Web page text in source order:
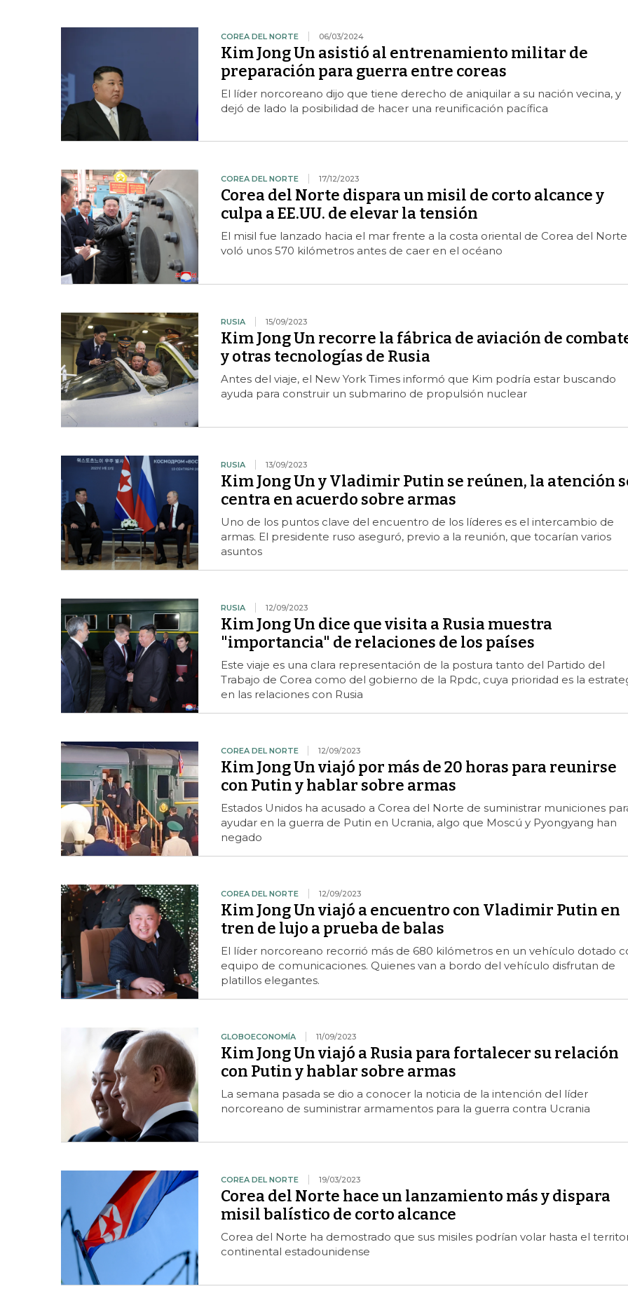
COREA DEL NORTE 06/03/2024
Kim Jong Un asistió al entrenamiento militar de
preparación para guerra entre coreas
El líder norcoreano dijo que tiene derecho de aniquilar a su nación vecina, y
dejó de lado la posibilidad de hacer una reunificación pacífica
COREA DEL NORTE 17/12/2023
Corea del Norte dispara un misil de corto alcance y
culpa a EE.UU. de elevar la tensión
El misil fue lanzado hacia el mar frente a la costa oriental de Corea del
voló unos 570 kilómetros antes de caer en el océano
RUSIA 15/09/2023
Kim Jong Un recorre la fábrica de aviación de
y otras tecnologías de Rusia
Antes del viaje, el New York Times informó que Kim podría estar buscando
ayuda para construir un submarino de propulsión nuclear
RUSIA 13/09/2023
Kim Jong Un y Vladimir Putin se reúnen, la atención
centra en acuerdo sobre armas
Uno de los puntos clave del encuentro de los líderes es el intercambio de
armas. El presidente ruso aseguró, previo a la reunión, que tocarían varios
asuntos
RUSIA 12/09/2023
Kim Jong Un dice que visita a Rusia muestra
"importancia" de relaciones de los países
Este viaje es una clara representación de la postura tanto del Partido del
Trabajo de Corea como del gobierno de la Rpdc, cuya prioridad es la
en las relaciones con Rusia
COREA DEL NORTE 12/09/2023
Kim Jong Un viajó por más de 20 horas para reunirse
con Putin y hablar sobre armas
Estados Unidos ha acusado a Corea del Norte de suministrar municiones
ayudar en la guerra de Putin en Ucrania, algo que Moscú y Pyongyang han
negado
COREA DEL NORTE 12/09/2023
Kim Jong Un viajó a encuentro con Vladimir Putin en
tren de lujo a prueba de balas
El líder norcoreano recorrió más de 680 kilómetros en un vehículo dotado
equipo de comunicaciones. Quienes van a bordo del vehículo disfrutan de
platillos elegantes.
GLOBOECONOMÍA 11/09/2023
Kim Jong Un viajó a Rusia para fortalecer su relación
con Putin y hablar sobre armas
La semana pasada se dio a conocer la noticia de la intención del líder
norcoreano de suministrar armamentos para la guerra contra Ucrania
COREA DEL NORTE 19/03/2023
Corea del Norte hace un lanzamiento más y dispara
misil balístico de corto alcance
Corea del Norte ha demostrado que sus misiles podrían volar hasta el
continental estadounidense